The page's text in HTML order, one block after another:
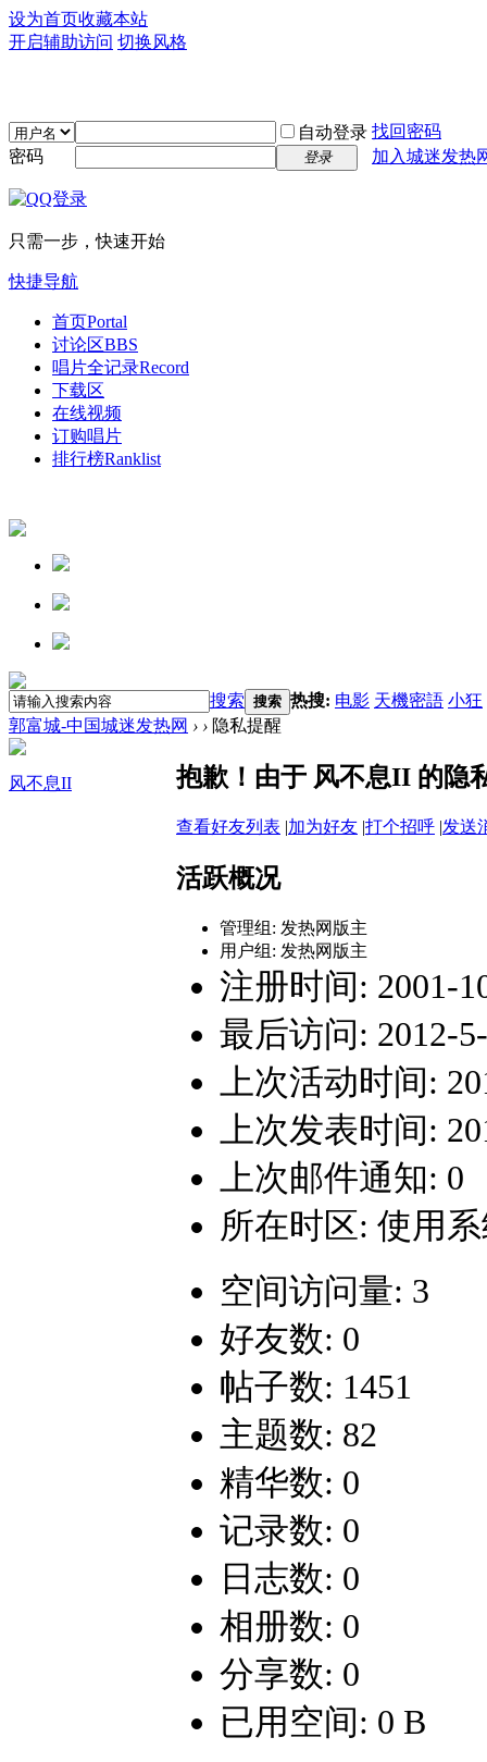
设为首页收藏本站
开启辅助访问 切换风格
自动登录 找回密码
密码
登录 加入城迷发热
只需一步，快速开始
快捷导航
首页Portal
讨论区BBS
唱片全记录Record
下载区
在线视频
订购唱片
排行榜Ranklist
搜索 搜索 热搜: 电影 天機密語 小狂
郭富城-中国城迷发热网 › › 隐私提醒
风不息II 抱歉！由于 风不息II 的隐
查看好友列表 |加为好友 |打个招呼 |发送
活跃概况
管理组: 发热网版主
用户组: 发热网版主
注册时间: 2001-
最后访问: 2012-
上次活动时间:
上次发表时间:
上次邮件通知: 0
所在时区: 使用
空间访问量: 3
好友数: 0
帖子数: 1451
主题数: 82
精华数: 0
记录数: 0
日志数: 0
相册数: 0
分享数: 0
已用空间: 0 B